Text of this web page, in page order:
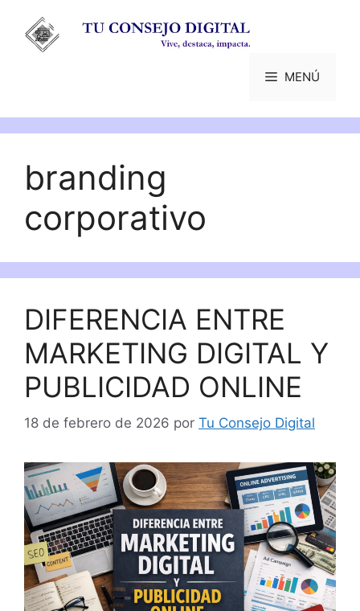
contenido
MENÚ
branding
corporativo
DIFERENCIA ENTRE
MARKETING DIGITAL Y
PUBLICIDAD ONLINE
18 de febrero de 2026 por Tu Consejo Digital